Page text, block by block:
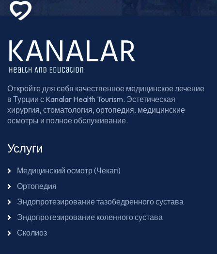
Откройте для себя качественное медицинское лечение
в Турции с Kanalar Health Tourism. Эстетическая
хирургия, стоматология, ортопедия, медицинские
осмотры и полное обслуживание.
Услуги
Медицинский осмотр (Чекап)
Ортопедия
Эндопротезирование тазобедренного сустава
Эндопротезирование коленного сустава
Сколиоз